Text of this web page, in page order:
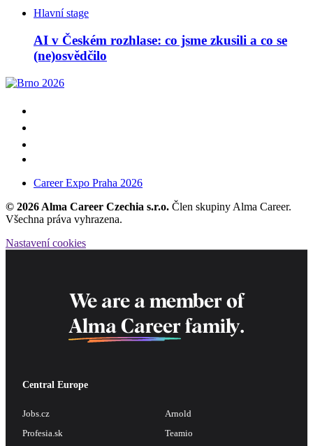
Hlavní stage
AI v Českém rozhlase: co jsme zkusili a co se
(ne)osvědčilo
Career Expo Praha 2026
© 2026 Alma Career Czechia s.r.o. Člen skupiny Alma Career.
Všechna práva vyhrazena.
Nastavení cookies
We are a member of
Alma Career family.
Central Europe
Jobs.cz
Profesia.sk
Arnold
Teamio